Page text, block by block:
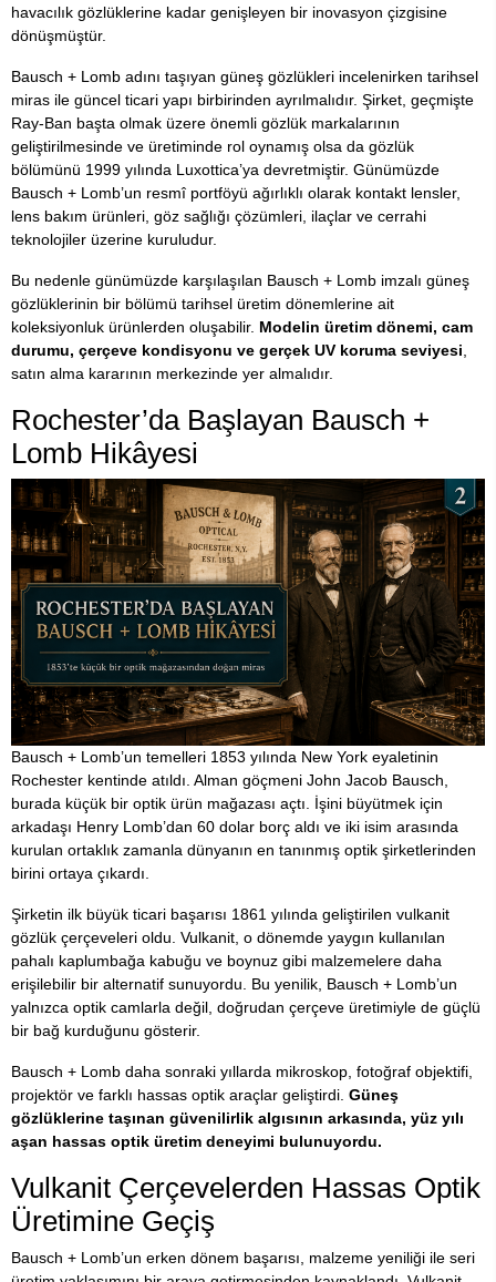
havacılık gözlüklerine kadar genişleyen bir inovasyon çizgisine
dönüşmüştür.
Bausch + Lomb adını taşıyan güneş gözlükleri incelenirken tarihsel
miras ile güncel ticari yapı birbirinden ayrılmalıdır. Şirket, geçmişte
Ray-Ban başta olmak üzere önemli gözlük markalarının
geliştirilmesinde ve üretiminde rol oynamış olsa da gözlük
bölümünü 1999 yılında Luxottica’ya devretmiştir. Günümüzde
Bausch + Lomb’un resmî portföyü ağırlıklı olarak kontakt lensler,
lens bakım ürünleri, göz sağlığı çözümleri, ilaçlar ve cerrahi
teknolojiler üzerine kuruludur.
Bu nedenle günümüzde karşılaşılan Bausch + Lomb imzalı güneş
gözlüklerinin bir bölümü tarihsel üretim dönemlerine ait
koleksiyonluk ürünlerden oluşabilir. Modelin üretim dönemi, cam
durumu, çerçeve kondisyonu ve gerçek UV koruma seviyesi,
satın alma kararının merkezinde yer almalıdır.
Rochester’da Başlayan Bausch +
Lomb Hikâyesi
Bausch + Lomb’un temelleri 1853 yılında New York eyaletinin
Rochester kentinde atıldı. Alman göçmeni John Jacob Bausch,
burada küçük bir optik ürün mağazası açtı. İşini büyütmek için
arkadaşı Henry Lomb’dan 60 dolar borç aldı ve iki isim arasında
kurulan ortaklık zamanla dünyanın en tanınmış optik şirketlerinden
birini ortaya çıkardı.
Şirketin ilk büyük ticari başarısı 1861 yılında geliştirilen vulkanit
gözlük çerçeveleri oldu. Vulkanit, o dönemde yaygın kullanılan
pahalı kaplumbağa kabuğu ve boynuz gibi malzemelere daha
erişilebilir bir alternatif sunuyordu. Bu yenilik, Bausch + Lomb’un
yalnızca optik camlarla değil, doğrudan çerçeve üretimiyle de güçlü
bir bağ kurduğunu gösterir.
Bausch + Lomb daha sonraki yıllarda mikroskop, fotoğraf objektifi,
projektör ve farklı hassas optik araçlar geliştirdi. Güneş
gözlüklerine taşınan güvenilirlik algısının arkasında, yüz yılı
aşan hassas optik üretim deneyimi bulunuyordu.
Vulkanit Çerçevelerden Hassas Optik
Üretimine Geçiş
Bausch + Lomb’un erken dönem başarısı, malzeme yeniliği ile seri